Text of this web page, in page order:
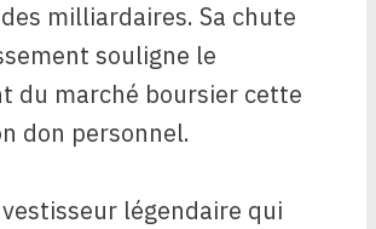
milliardaires. Sa chute
souligne le
du marché boursier cette
don personnel.
légendaire qui